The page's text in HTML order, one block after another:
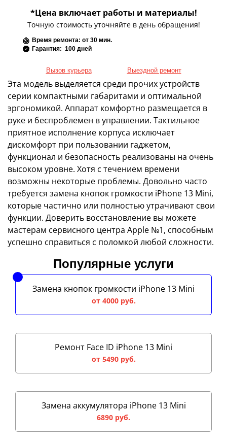
*Цена включает работы и материалы!
Точную стоимость уточняйте в день обращения!
Время ремонта: от 30 мин.
Гарантия: 100 дней
Вызов курьера Выездной ремонт
Эта модель выделяется среди прочих устройств
серии компактными габаритами и оптимальной
эргономикой. Аппарат комфортно размещается в
руке и беспроблемен в управлении. Тактильное
приятное исполнение корпуса исключает
дискомфорт при пользовании гаджетом,
функционал и безопасность реализованы на очень
высоком уровне. Хотя с течением времени
возможны некоторые проблемы. Довольно часто
требуется замена кнопок громкости iPhone 13 Mini,
которые частично или полностью утрачивают свои
функции. Доверить восстановление вы можете
мастерам сервисного центра Apple №1, способным
успешно справиться с поломкой любой сложности.
Популярные услуги
Замена кнопок громкости iPhone 13 Mini
от 4000 руб.
Ремонт Face ID iPhone 13 Mini
от 5490 руб.
Замена аккумулятора iPhone 13 Mini
6890 руб.